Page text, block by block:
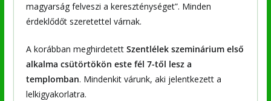
magyarság felveszi a kereszténységet”. Minden
érdeklődőt szeretettel várnak.
A korábban meghirdetett Szentlélek szeminárium első
alkalma csütörtökön este fél 7-től lesz a
templomban. Mindenkit várunk, aki jelentkezett a
lelkigyakorlatra.